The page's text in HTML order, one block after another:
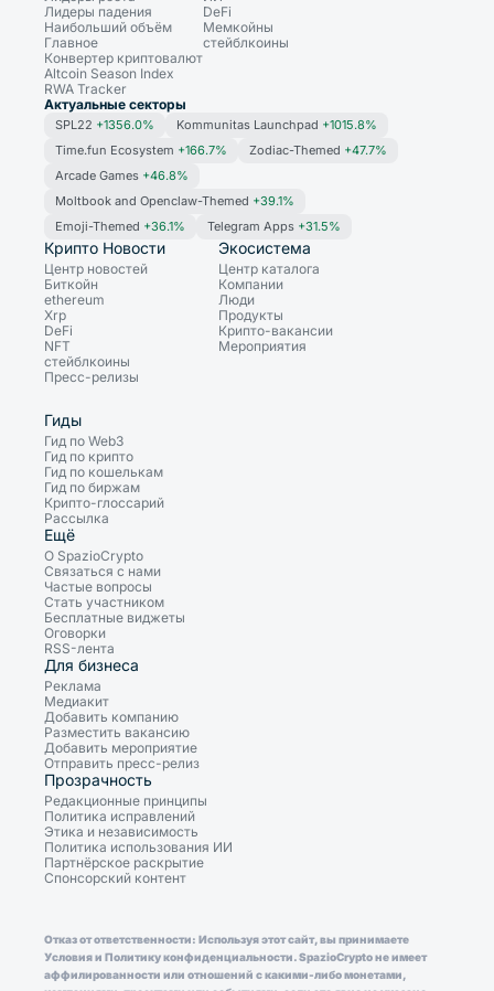
Лидеры падения
Наибольший объём
Главное
Конвертер криптовалют
Altcoin Season Index
RWA Tracker
DeFi
Мемкойны
стейблкоины
Актуальные секторы
SPL22 +1356.0% Kommunitas Launchpad +1015.8%
Time.fun Ecosystem +166.7% Zodiac-Themed +47.7%
Arcade Games +46.8%
Moltbook and Openclaw-Themed +39.1%
Emoji-Themed +36.1% Telegram Apps +31.5%
Крипто Новости
Центр новостей
Биткойн
ethereum
Xrp
DeFi
NFT
стейблкоины
Пресс-релизы
Экосистема
Центр каталога
Компании
Люди
Продукты
Крипто-вакансии
Мероприятия
Гиды
Гид по Web3
Гид по крипто
Гид по кошелькам
Гид по биржам
Крипто-глоссарий
Рассылка
Ещё
О SpazioCrypto
Связаться с нами
Частые вопросы
Стать участником
Бесплатные виджеты
Оговорки
RSS-лента
Для бизнеса
Реклама
Медиакит
Добавить компанию
Разместить вакансию
Добавить мероприятие
Отправить пресс-релиз
Прозрачность
Редакционные принципы
Политика исправлений
Этика и независимость
Политика использования ИИ
Партнёрское раскрытие
Спонсорский контент
Отказ от ответственности: Используя этот сайт, вы принимаете
Условия и Политику конфиденциальности. SpazioCrypto не имеет
аффилированности или отношений с какими-либо монетами,